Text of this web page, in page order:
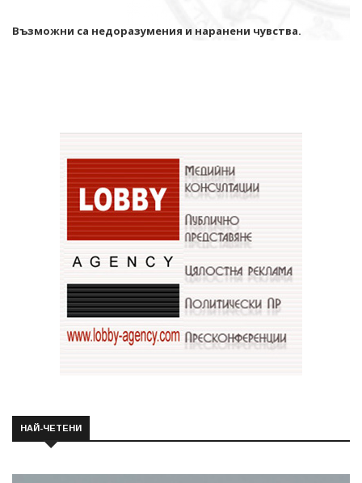
Възможни са недоразумения и наранени чувства.
НАЙ-ЧЕТЕНИ